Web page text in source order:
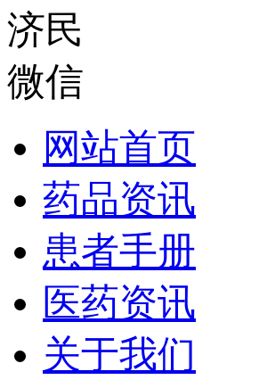
网站首页
药品资讯
患者手册
医药资讯
关于我们